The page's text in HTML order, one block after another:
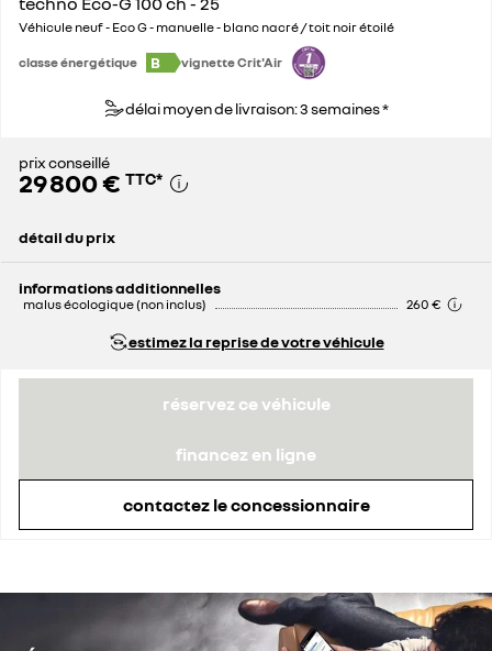
Véhicule neuf - Eco G - manuelle - blanc nacré / toit noir étoilé
classe énergétique B vignette Crit'Air
délai moyen de livraison: 3 semaines *
prix conseillé
29 800 € TTC*
détail du prix
informations additionnelles
malus écologique (non inclus) 260 €
estimez la reprise de votre véhicule
réservez ce véhicule
financez en ligne
contactez le concessionnaire